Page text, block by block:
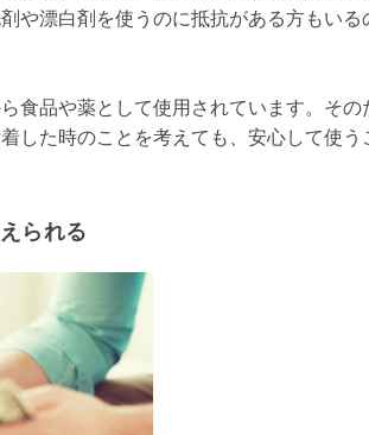
や漂白剤を使うのに抵抗がある方もいる
食品や薬として使用されています。その
した時のことを考えても、安心して使う
られる